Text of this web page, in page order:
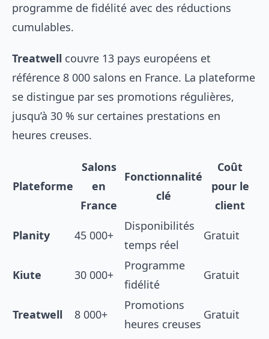
programme de fidélité avec des réductions
cumulables.
Treatwell couvre 13 pays européens et
référence 8 000 salons en France. La plateforme
se distingue par ses promotions régulières,
jusqu’à 30 % sur certaines prestations en
heures creuses.
Plateforme
Salons
en
France
Fonctionnalité
clé
Coût
pour le
client
Planity 45 000+
Disponibilités
temps réel
Gratuit
Kiute 30 000+
Programme
fidélité
Gratuit
Treatwell 8 000+
Promotions
heures creuses
Gratuit